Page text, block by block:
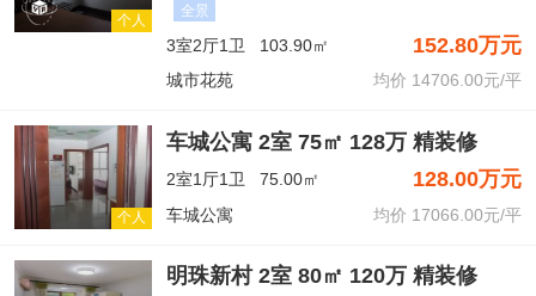
个人
全景
3室2厅1卫 103.90㎡ 152.80万元
城市花苑 均价 14706.00元/平
个人
车城公寓 2室 75㎡ 128万 精装修
2室1厅1卫 75.00㎡ 128.00万元
车城公寓 均价 17066.00元/平
明珠新村 2室 80㎡ 120万 精装修